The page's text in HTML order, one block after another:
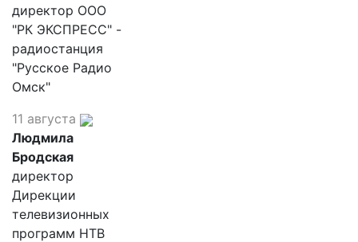
директор ООО
"РК ЭКСПРЕСС" -
радиостанция
"Русское Радио
Омск"
11 августа
Людмила
Бродская
директор
Дирекции
телевизионных
программ НТВ